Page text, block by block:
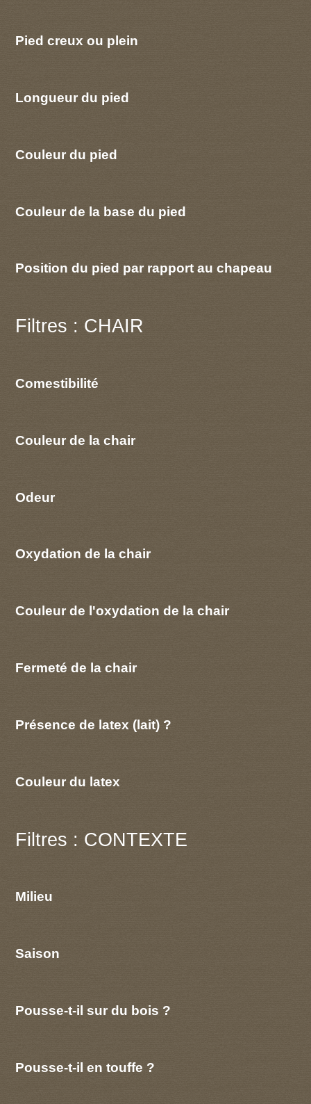
Pied creux ou plein
Longueur du pied
Couleur du pied
Couleur de la base du pied
Position du pied par rapport au chapeau
Filtres : CHAIR
Comestibilité
Couleur de la chair
Odeur
Oxydation de la chair
Couleur de l'oxydation de la chair
Fermeté de la chair
Présence de latex (lait) ?
Couleur du latex
Filtres : CONTEXTE
Milieu
Saison
Pousse-t-il sur du bois ?
Pousse-t-il en touffe ?